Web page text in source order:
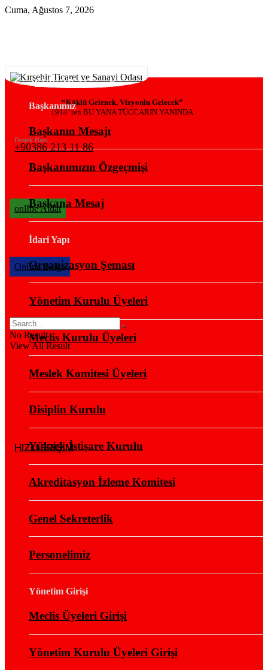
Cuma, Ağustos 7, 2026
“Köklü Gelenek, Vizyonlu Gelecek”
1914’ ten BU YANA TÜCCARIN YANINDA
Destek Hattı
+90386 213 11 86
onlIne Aidat
OnlIne Belge
No Result
View All Result
HIZLI ERİŞİM
KURUMSAL
Başkanımız
Başkanın Mesajı
Başkanımızın Özgeçmişi
Başkana Mesaj
İdari Yapı
Organizasyon Şeması
Yönetim Kurulu Üyeleri
Meclis Kurulu Üyeleri
Meslek Komitesi Üyeleri
Disiplin Kurulu
Yüksek İstişare Kurulu
Akreditasyon İzleme Komitesi
Genel Sekreterlik
Personelimiz
Yönetim Girişi
Meclis Üyeleri Girişi
Yönetim Kurulu Üyeleri Girişi